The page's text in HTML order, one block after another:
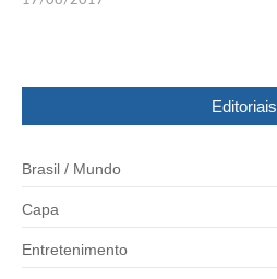
Editoriais
Brasil / Mundo
Capa
Entretenimento